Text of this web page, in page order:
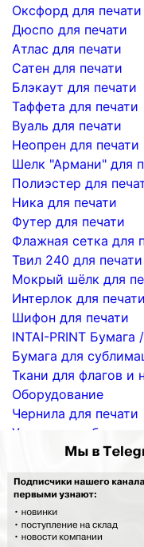
Оксфорд для печати
Дюспо для печати
Атлас для печати
Сатен для печати
Блэкаут для печати
Таффета для печати
Вуаль для печати
Неопрен для печати
Шелк "Армани" для
Полиэстер для
Ника для печати
Футер для печати
Флажная сетка для
Твил 240 для печати
Мокрый шёлк для
Интерлок для печати
Шифон для печати
INTAI-PRINT Бумага
Бумага для
Ткани для флагов и
Оборудование
Чернила для печати
Услуги по